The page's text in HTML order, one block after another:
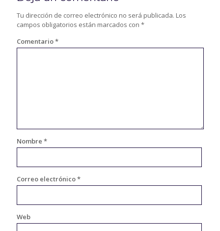
Tu dirección de correo electrónico no será publicada. Los
campos obligatorios están marcados con *
Comentario*
Nombre *
Correo electrónico*
Web